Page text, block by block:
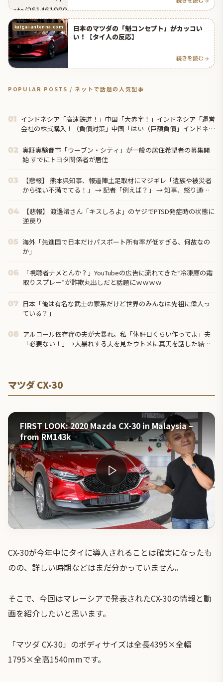
kaigai-antenna.com
日本のマツダの「魁コンセプト」がカッコい
い！【タイ人の反応】
続きを読む
POPULAR POSTS / ネットで話題の人気記事
01 インドネシア「高速鉄道！」中国「大赤字！」インドネシア「運営
会社の株式購入！（負債対策」中国「はい（巨額負債」インドネシ
02 実証実験都市「ウーブン・シティ」が一般の居住希望者の募集開
始 すでにトヨタ関係者が居住
03
【悲報】 熊本県知事、報道陣土足取材にマジギレ「遺族や被災者
から強い不満でてる！」 → 記者「例えば？」 → 知事、怒り通り
04
【悲報】 渡邊渚さん「キスしろよ」のヤジでPTSD発症時の状態に
逆戻り
05 海外「先進国で日本だけパスポート所有率が低すぎる、何故なの
か」
06
「視聴者ナメとんか？」YouTubeの広告に流れてきた“冷凍庫の霜
取りスプレー”が詐欺丸出しだと話題にｗｗｗｗ
07 日本「俺は有名な武士の家系だけど世界のみんなは先祖に偉人っ
ている？」
08 アルコール依存症の夫が大暴れ。私「休肝日くらい作ってよ」夫
「必要ない！」→大暴れする夫を見たウトメに真実を話した結
マツダ CX-30
FIRST LOOK: 2020 Mazda CX-30 in Malaysia –
from RM143k
CX-30が今年中にタイに導入されることは確実になったも
のの、詳しい時期などはまだ分かっていません。
そこで、今回はマレーシアで発表されたCX-30の情報と動
画を紹介したいと思います。
「マツダ CX-30」のボディサイズは全長4395×全幅
1795×全高1540mmです。